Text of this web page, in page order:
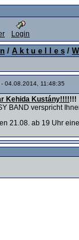
Login
/ A k t u e l l e s /
- 04.08.2014, 11:48:35
Kehida Kustány!!!!!!!
BAND verspricht
21.08. ab 19 Uhr